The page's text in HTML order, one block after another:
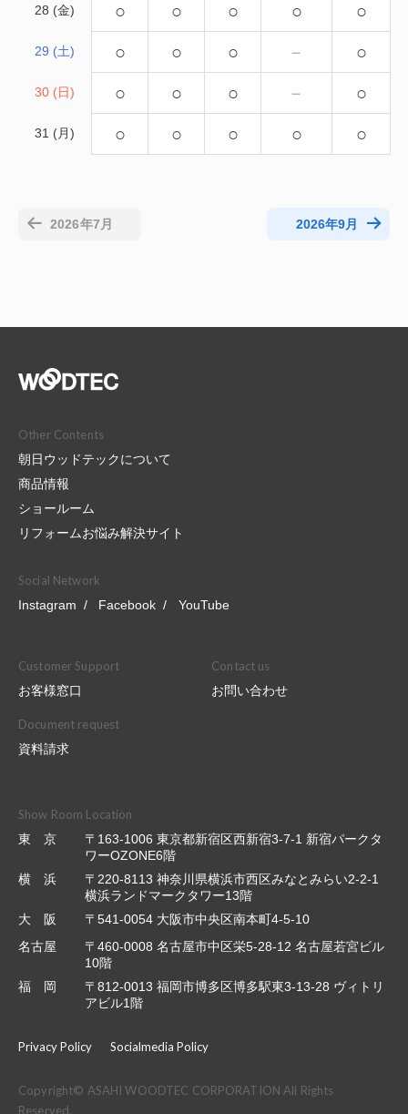
28 (金) ○ ○ ○ ○ ○
29 (土) ○ ○ ○ － ○
30 (日) ○ ○ ○ － ○
31 (月) ○ ○ ○ ○ ○
2026年7月 2026年9月
Other Contents
朝日ウッドテックについて
商品情報
ショールーム
リフォームお悩み解決サイト
Social Network
Instagram
Facebook YouTube
Customer Support
お客様窓口
Contact us
お問い合わせ
Document request
資料請求
Show Room Location
東 京
〒163-1006 東京都新宿区西新宿3-7-1 新宿パークタ
ワーOZONE6階
横 浜
〒220-8113 神奈川県横浜市西区みなとみらい2-2-1
横浜ランドマークタワー13階
大 阪
〒541-0054 大阪市中央区南本町4-5-10
名古屋
〒460-0008 名古屋市中区栄5-28-12 名古屋若宮ビル
10階
福 岡
〒812-0013 福岡市博多区博多駅東3-13-28 ヴィトリ
アビル1階
Privacy Policy Socialmedia Policy
Copyright© ASAHI WOODTEC CORPORATION All Rights
Reserved.